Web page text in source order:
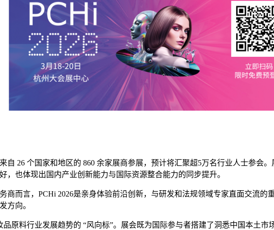
自 26 个国家和地区的 860 余家展商参展，预计将汇聚超5万名行业人士参会
，也体现出国内产业创新能力与国际资源整合能力的同步提升。
商而言，PCHi 2026是亲身体验前沿创新，与研发和法规领域专家直面交流
方向。
原料行业发展趋势的 “风向标”。展会既为国际参与者搭建了洞悉中国本土